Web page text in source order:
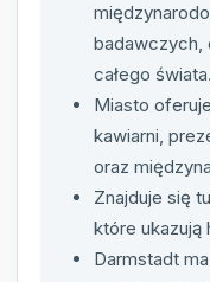
badawczych,
całego świata.
Miasto
kawiarni,
oraz
Znajduje się
które ukazują
Darmstadt